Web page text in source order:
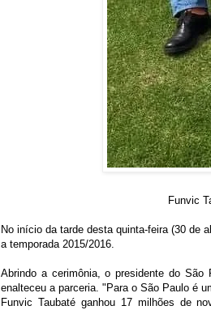
Funvic
No início da tarde desta quinta-feira (30 de
a temporada 2015/2016.
Abrindo a cerimônia, o presidente do São
enalteceu a parceria. "Para o São Paulo é
Funvic Taubaté ganhou 17 milhões de